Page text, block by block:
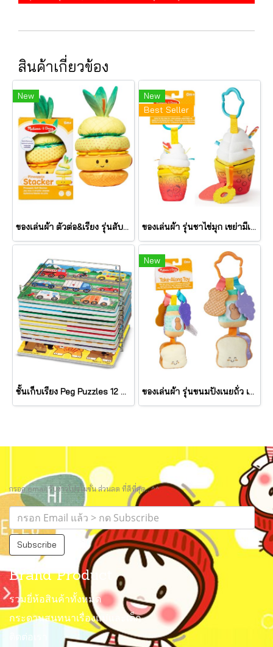
สินค้าเกี่ยวข้อง
New
ของเล่นผ้า ตัวต่อ&เรียง รุ่นสับปะรด เขย่ามีเสียง Pineapple Stacker รุ่น 30743 ยี่ห้อ Melissa & Doug
New
Best Seller
ของเล่นผ้า รุ่นชาไข่มุก เขย่ามีเสียง Bubble Tea Take Along Toy รุ่น 30744 ยี่ห้อ Melissa & Doug
ชั้นเก็บเรียง Peg Puzzles 12 แผ่น Wire Puzzle-Storage Rack รุ่น 1018 ยี่ห้อ Melissa & Doug (นำเข้า USA)
New
ของเล่นผ้า รุ่นขนมปังเนยถั่ว เขย่ามีเสียง PB&J Take Along Toy รุ่น 30742 ยี่ห้อ Melissa & Doug
กรอก email รับข่าวโปรโมชั่น ส่วนลด ที่ดีที่สุด.. ^^
Subscribe
Brand Product
รวมยี่ห้อสินค้าทั้งหมด
กระดานสนทนาเรื่องแม่และเด็ก
ติดต่อเรา